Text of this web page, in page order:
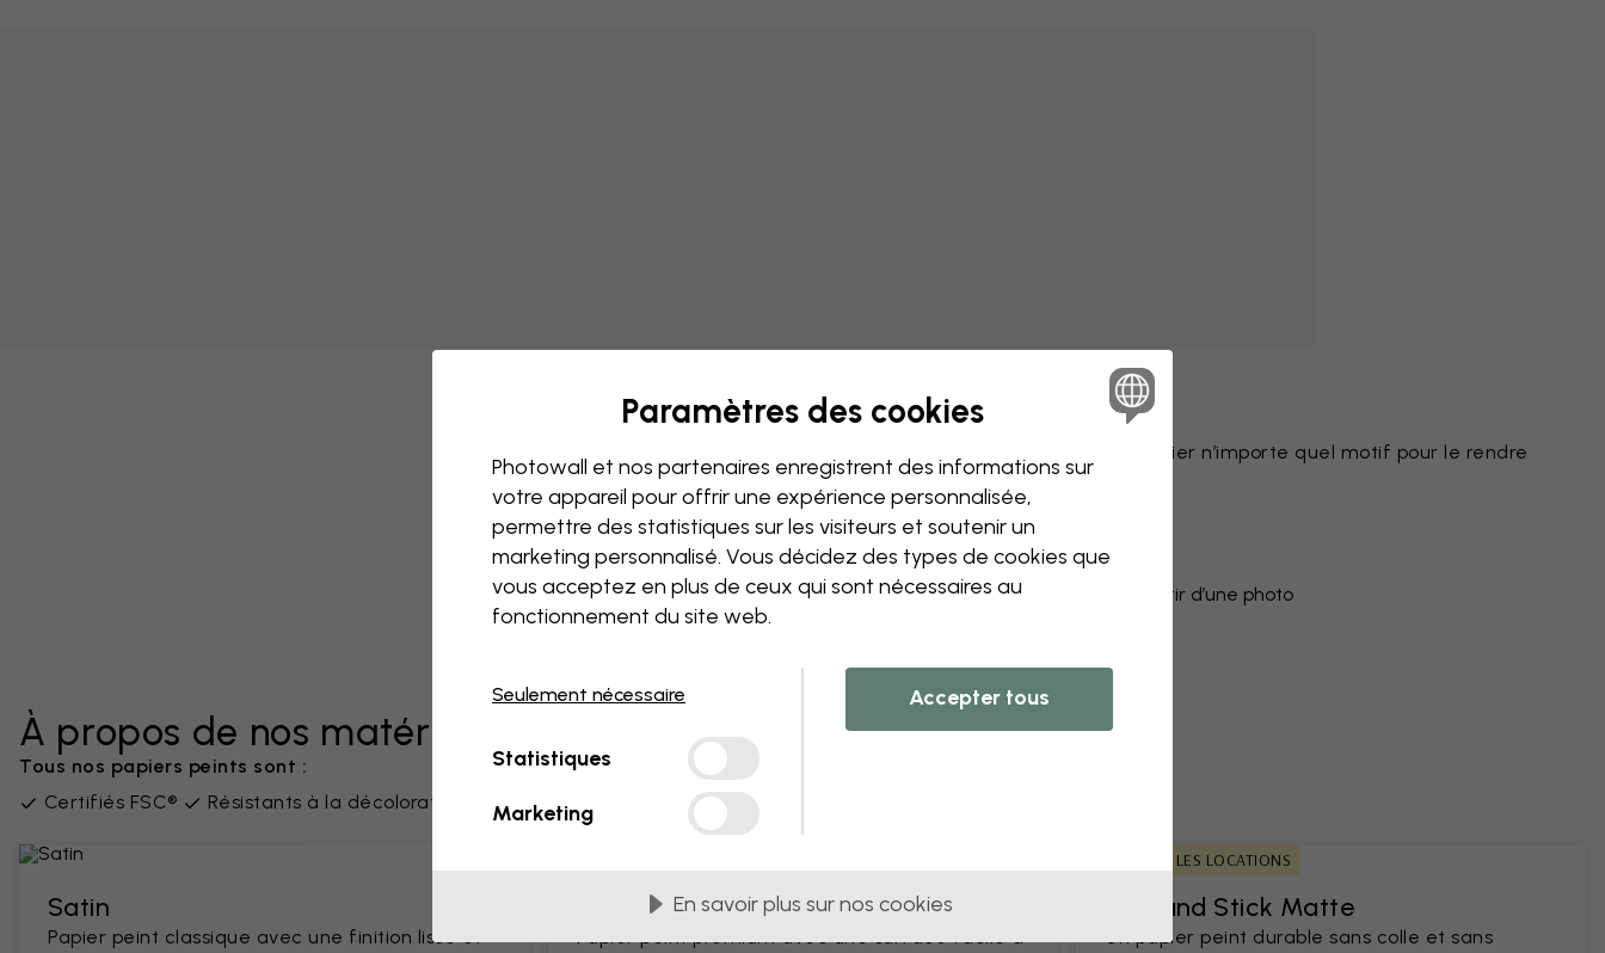
Modifiez votre papier peint
Notre équipe de conception peut modifier n’importe quel motif pour le rendre
unique.
Modifiez la taille ou les couleurs
Ajoutez ou supprimez un objet
Personnalisez un détail
Créez votre propre papier peint à partir d’une photo
À propos de nos matériaux
Tous nos papiers peints sont :
Certifiés FSC®
Résistants à la décoloration Sans PVC Livrés en lès de 45 cm
Satin
Papier peint classique avec une finition lisse et
Premium Matte
Papier peint premium avec une surface facile à
IDÉAL POUR LES LOCATIONS
Peel and Stick Matte
Un papier peint durable sans colle et sans
Paramètres des cookies
Photowall et nos partenaires enregistrent des informations sur
votre appareil pour offrir une expérience personnalisée,
permettre des statistiques sur les visiteurs et soutenir un
marketing personnalisé. Vous décidez des types de cookies que
vous acceptez en plus de ceux qui sont nécessaires au
fonctionnement du site web.
Seulement nécessaire
Statistiques
Marketing
Accepter tous
En savoir plus sur nos cookies